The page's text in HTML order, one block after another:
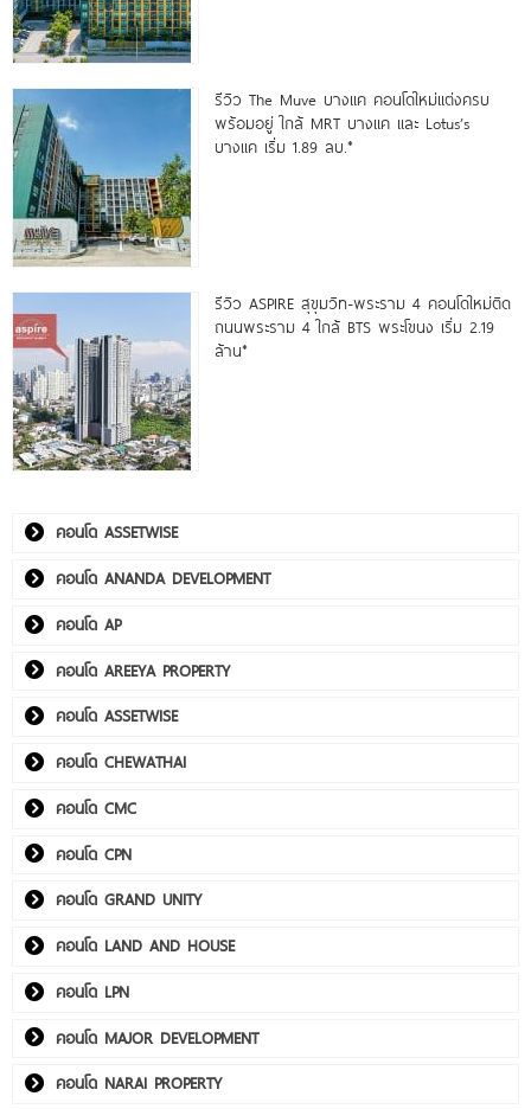
รีวิว The Muve บางแค คอนโดใหม่แต่งครบ
พร้อมอยู่ ใกล้ MRT บางแค และ Lotus’s
บางแค เริ่ม 1.89 ลบ.*
รีวิว ASPIRE สุขุมวิท-พระราม 4 คอนโดใหม่ติด
ถนนพระราม 4 ใกล้ BTS พระโขนง เริ่ม 2.19
ล้าน*
คอนโด ASSETWISE
คอนโด ANANDA DEVELOPMENT
คอนโด AP
คอนโด AREEYA PROPERTY
คอนโด ASSETWISE
คอนโด CHEWATHAI
คอนโด CMC
คอนโด CPN
คอนโด GRAND UNITY
คอนโด LAND AND HOUSE
คอนโด LPN
คอนโด MAJOR DEVELOPMENT
คอนโด NARAI PROPERTY